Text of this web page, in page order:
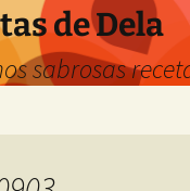
de Dela
sabrosas